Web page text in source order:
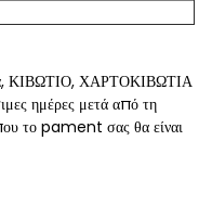
ΚΙΒΩΤΙΟ, ΧΑΡΤΟΚΙΒΩΤΙΑ
ημέρες μετά από τη
το pament σας θα είναι